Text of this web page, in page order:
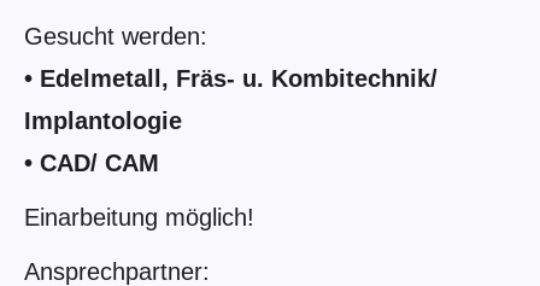
Gesucht werden:
• Edelmetall, Fräs- u. Kombitechnik/
Implantologie
• CAD/ CAM
Einarbeitung möglich!
Ansprechpartner: